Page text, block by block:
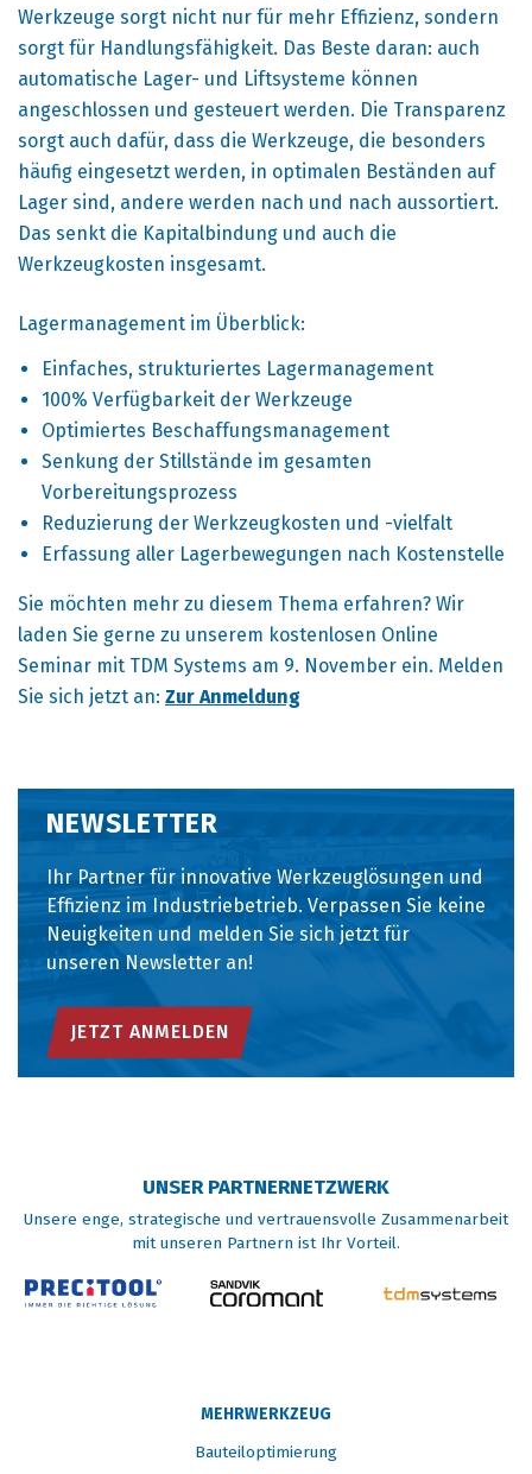
Werkzeuge sorgt nicht nur für mehr Effizienz, sondern
sorgt für Handlungsfähigkeit. Das Beste daran: auch
automatische Lager- und Liftsysteme können
angeschlossen und gesteuert werden. Die Transparenz
sorgt auch dafür, dass die Werkzeuge, die besonders
häufig eingesetzt werden, in optimalen Beständen auf
Lager sind, andere werden nach und nach aussortiert.
Das senkt die Kapitalbindung und auch die
Werkzeugkosten insgesamt.
Lagermanagement im Überblick:
Einfaches, strukturiertes Lagermanagement
100% Verfügbarkeit der Werkzeuge
Optimiertes Beschaffungsmanagement
Senkung der Stillstände im gesamten
Vorbereitungsprozess
Reduzierung der Werkzeugkosten und -vielfalt
Erfassung aller Lagerbewegungen nach Kostenstelle
Sie möchten mehr zu diesem Thema erfahren? Wir
laden Sie gerne zu unserem kostenlosen Online
Seminar mit TDM Systems am 9. November ein. Melden
Sie sich jetzt an: Zur Anmeldung
NEWSLETTER
Ihr Partner für innovative Werkzeuglösungen und
Effizienz im Industriebetrieb. Verpassen Sie keine
Neuigkeiten und melden Sie sich jetzt für
unseren Newsletter an!
JETZT ANMELDEN
UNSER PARTNERNETZWERK
Unsere enge, strategische und vertrauensvolle Zusammenarbeit
mit unseren Partnern ist Ihr Vorteil.
MEHRWERKZEUG
Bauteiloptimierung